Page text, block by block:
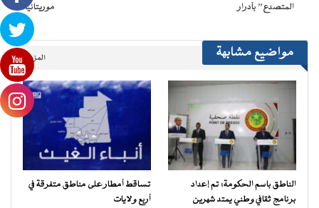
المتصدع” بآدرار
موريتانيا
مواضيع مشابهة المزيد..
الناطق باسم الحكومة: تم إعداد
برنامج ثقافي وطني يمتد شهرين
تساقط أمطار على مناطق متفرقة في
أربع ولايات